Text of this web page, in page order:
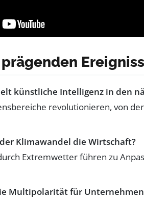
prägenden
künstliche Intelligenz in den
revolutionieren, von
Klimawandel die Wirtschaft?
Extremwetter führen zu
Multipolarität für